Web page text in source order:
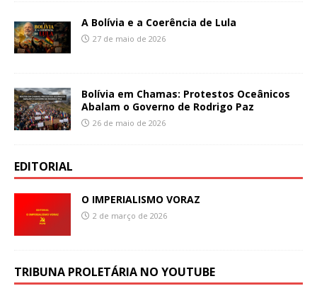
A Bolívia e a Coerência de Lula
27 de maio de 2026
Bolívia em Chamas: Protestos Oceânicos
Abalam o Governo de Rodrigo Paz
26 de maio de 2026
EDITORIAL
O IMPERIALISMO VORAZ
2 de março de 2026
TRIBUNA PROLETÁRIA NO YOUTUBE